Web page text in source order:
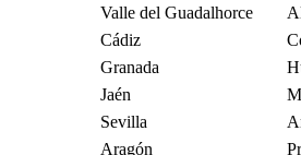
Valle del Guadalhorce
Cádiz
Granada
Jaén
Sevilla
Aragón